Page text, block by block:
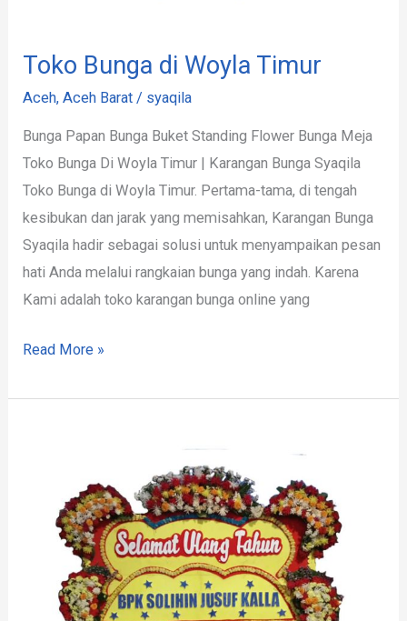
Toko Bunga di Woyla Timur
Aceh,Aceh Barat / syaqila
Bunga Papan Bunga Buket Standing Flower Bunga Meja
Toko Bunga Di Woyla Timur | Karangan Bunga Syaqila
Toko Bunga di Woyla Timur. Pertama-tama, di tengah
kesibukan dan jarak yang memisahkan, Karangan Bunga
Syaqila hadir sebagai solusi untuk menyampaikan pesan
hati Anda melalui rangkaian bunga yang indah. Karena
Kami adalah toko karangan bunga online yang
Read More »
Woyla